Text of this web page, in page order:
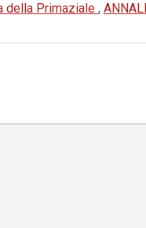
della Primaziale ,